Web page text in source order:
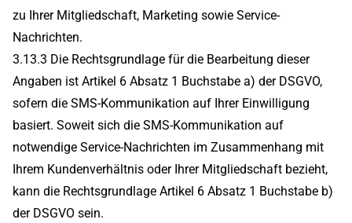
zu Ihrer Mitgliedschaft, Marketing sowie Service-
Nachrichten.
3.13.3 Die Rechtsgrundlage für die Bearbeitung dieser
Angaben ist Artikel 6 Absatz 1 Buchstabe a) der DSGVO,
sofern die SMS-Kommunikation auf Ihrer Einwilligung
basiert. Soweit sich die SMS-Kommunikation auf
notwendige Service-Nachrichten im Zusammenhang mit
Ihrem Kundenverhältnis oder Ihrer Mitgliedschaft bezieht,
kann die Rechtsgrundlage Artikel 6 Absatz 1 Buchstabe b)
der DSGVO sein.